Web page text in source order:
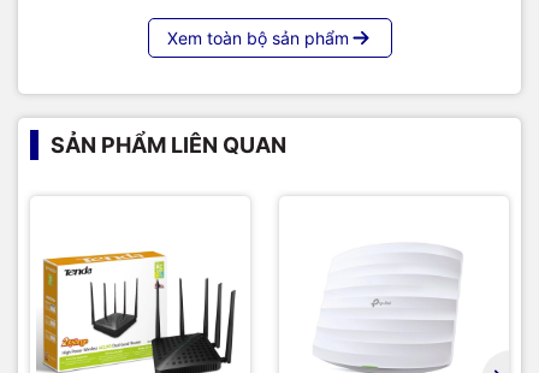
Xem toàn bộ sản phẩm
SẢN PHẨM LIÊN QUAN